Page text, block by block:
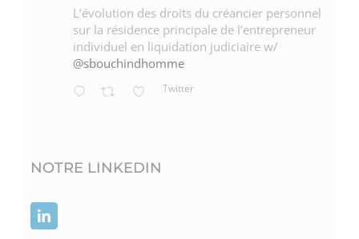
L’évolution des droits du créancier personnel
sur la résidence principale de l’entrepreneur
individuel en liquidation judiciaire w/
@sbouchindhomme
Twitter
NOTRE LINKEDIN